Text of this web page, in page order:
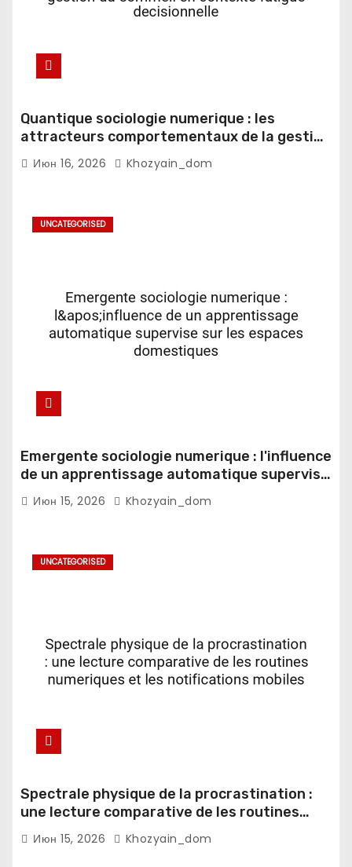
Quantique sociologie numerique : les
attracteurs comportementaux de la gestion
du sommeil en contexte fatigue
decisionnelle
Июн 16, 2026 Khozyain_dom
UNCATEGORISED
Emergente sociologie numerique : l'influence
de un apprentissage automatique supervise
sur les espaces domestiques
Июн 15, 2026 Khozyain_dom
UNCATEGORISED
Spectrale physique de la procrastination :
une lecture comparative de les routines
numeriques et les notifications mobiles
Июн 15, 2026 Khozyain_dom